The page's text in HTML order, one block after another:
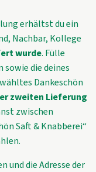
erhältst du ein
Nachbar, Kollege
wurde. Fülle
die deines
Dankeschön
zweiten Lieferung
zwischen
Saft & Knabberei“
und die Adresse der